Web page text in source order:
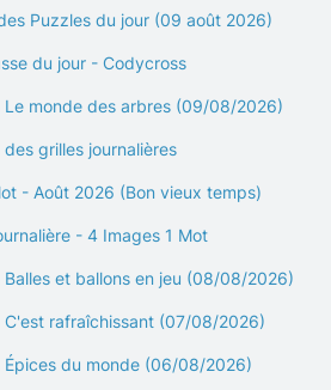
Puzzles du jour (09 août 2026)
du jour - Codycross
Le monde des arbres (09/08/2026)
grilles journalières
- Août 2026 (Bon vieux temps)
- 4 Images 1 Mot
Balles et ballons en jeu (08/08/2026)
C'est rafraîchissant (07/08/2026)
Épices du monde (06/08/2026)